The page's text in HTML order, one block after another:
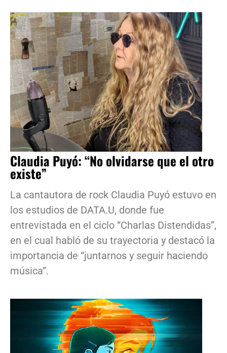
Claudia Puyó: “No olvidarse que el otro
existe”
La cantautora de rock Claudia Puyó estuvo en
los estudios de DATA.U, donde fue
entrevistada en el ciclo “Charlas Distendidas”,
en el cual habló de su trayectoria y destacó la
importancia de “juntarnos y seguir haciendo
música”.